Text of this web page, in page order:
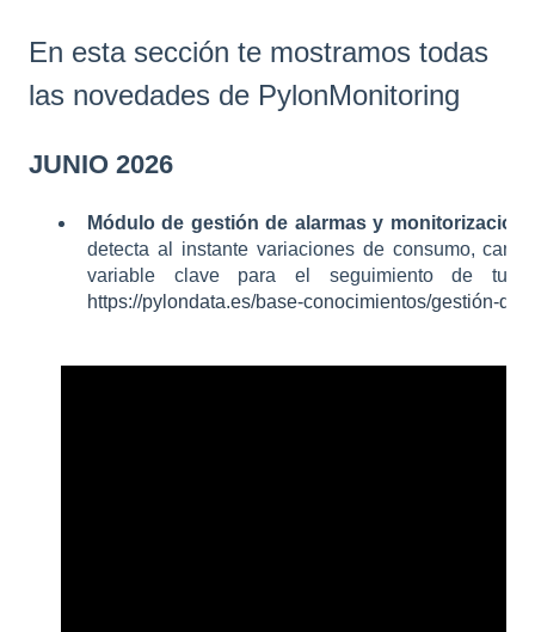
En esta sección te mostramos todas
las novedades de PylonMonitoring
JUNIO 2026
Módulo de gestión de alarmas y
detecta al instante variaciones de consumo,
variable clave para el seguimiento de tus
https://pylondata.es/base-conocimientos/gestión-de-